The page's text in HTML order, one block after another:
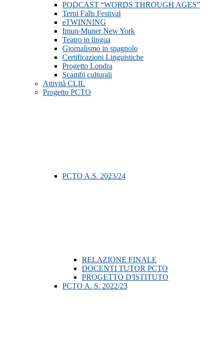
PODCAST “WORDS THROUGH AGES”
Terni Falls Festival
eTWINNING
Imun-Muner New York
Teatro in lingua
Giornalismo in spagnolo
Certificazioni Linguistiche
Progetto Londra
Scambi culturali
Attività CLIL
Progetto PCTO
PCTO A.S. 2023/24
RELAZIONE FINALE
DOCENTI TUTOR PCTO
PROGETTO D'ISTITUTO
PCTO A. S. 2022/23